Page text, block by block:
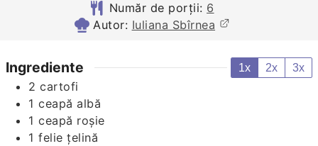
Număr de porții: 6
Autor: Iuliana Sbîrnea
Ingrediente 1x 2x 3x
2 cartofi
1 ceapă albă
1 ceapă roșie
1 felie țelină